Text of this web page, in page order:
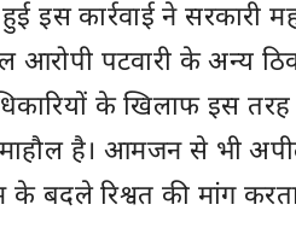
इस कार्रवाई ने सरकारी
आरोपी पटवारी के अन्य
के खिलाफ इस तरह
है। आमजन से भी
के बदले रिश्वत की मांग